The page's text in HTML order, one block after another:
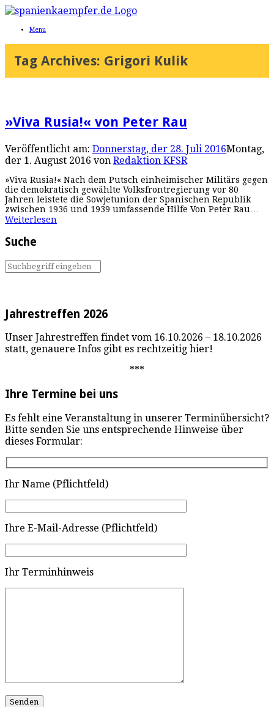
Menu
Tag Archives: Grigori Kulik
»Viva Rusia!« von Peter Rau
Veröffentlicht am: Donnerstag, der 28. Juli 2016Montag,
der 1. August 2016 von Redaktion KFSR
»Viva Rusia!« Nach dem Putsch einheimischer Militärs gegen
die demokratisch gewählte Volksfrontregierung vor 80
Jahren leistete die Sowjetunion der Spanischen Republik
zwischen 1936 und 1939 umfassende Hilfe Von Peter Rau…
Weiterlesen
Suche
Jahrestreffen 2026
Unser Jahrestreffen findet vom 16.10.2026 – 18.10.2026
statt, genauere Infos gibt es rechtzeitig hier!
***
Ihre Termine bei uns
Es fehlt eine Veranstaltung in unserer Terminübersicht?
Bitte senden Sie uns entsprechende Hinweise über
dieses Formular:
Ihr Name (Pflichtfeld)
Ihre E-Mail-Adresse (Pflichtfeld)
Ihr Terminhinweis